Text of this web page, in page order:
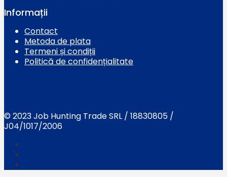
Informații
Contact
Metoda de plata
Termeni și condiții
Politică de confidențialitate
© 2023 Job Hunting Trade SRL / 18830805 /
J04/1017/2006